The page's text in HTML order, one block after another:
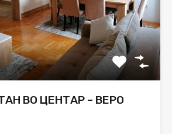
ВО ЦЕНТАР – ВЕРО